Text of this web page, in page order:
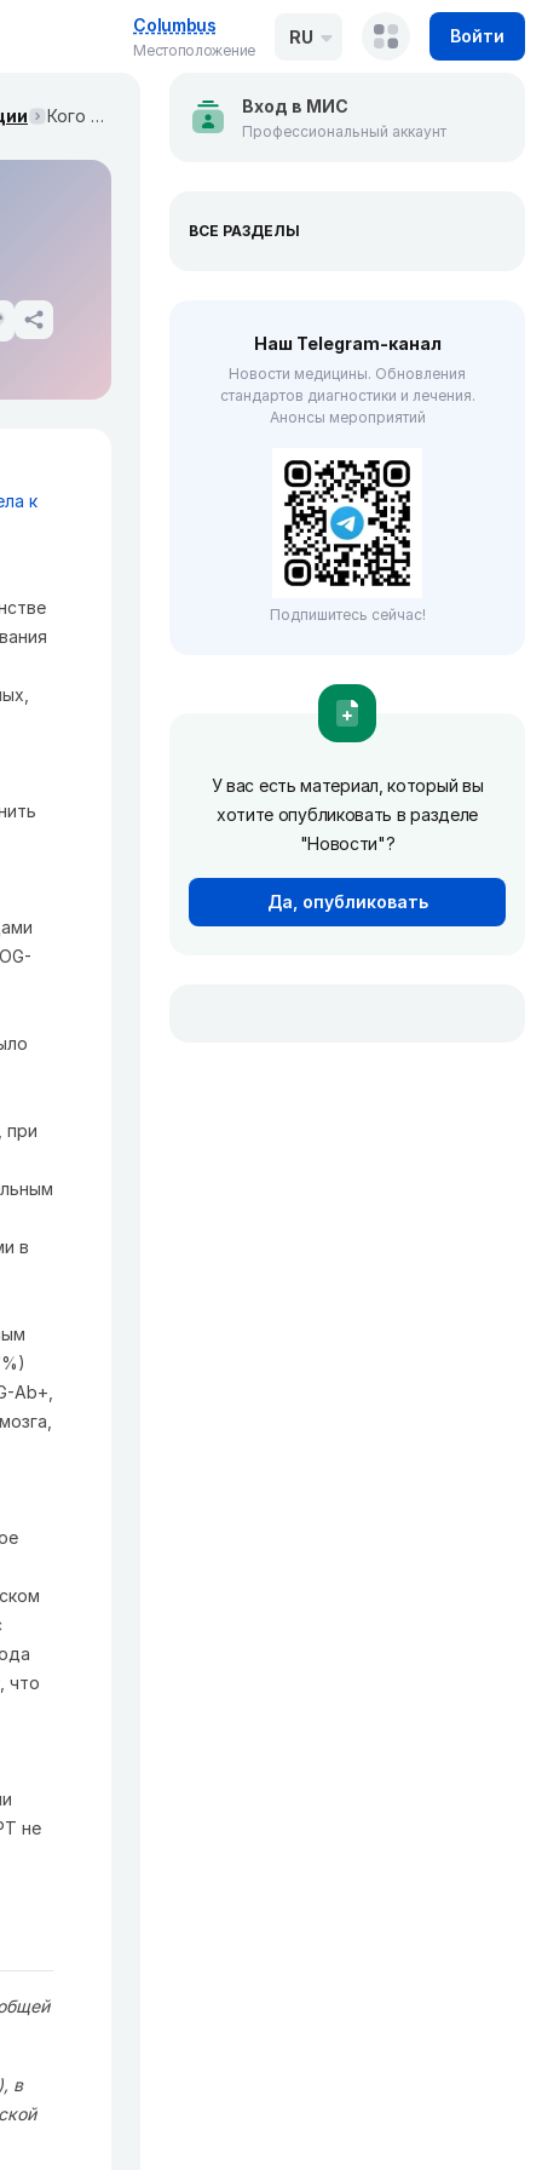
Columbus
Местоположение
RU Войти
Кого тестировать на анти-MOG-IgG? (Annals of Neurology, сентябрь 2023)
к
при
в
Ab+,
что
не
в
Вход в МИС
Профессиональный аккаунт
ВСЕ РАЗДЕЛЫ
Наш Telegram-канал
Новости медицины. Обновления
стандартов диагностики и лечения.
Анонсы мероприятий
Подпишитесь сейчас!
У вас есть материал, который вы
хотите опубликовать в разделе
"Новости"?
Да, опубликовать